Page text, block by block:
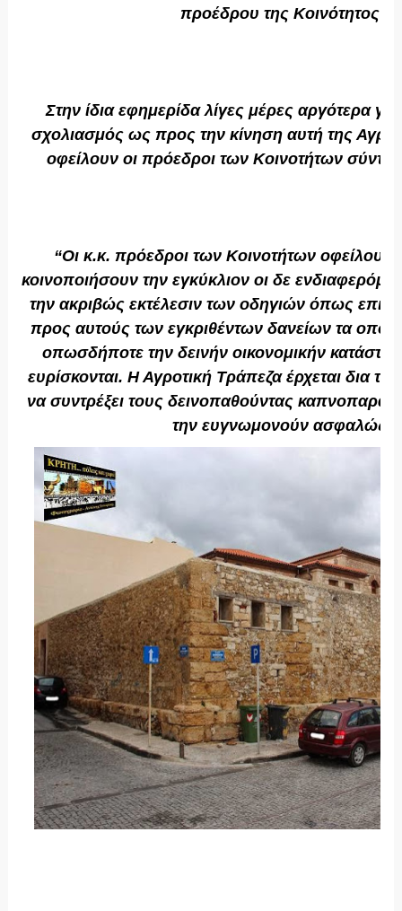
προέδρου της Κοινότητος”.
Στην ίδια εφημερίδα λίγες μέρες αργότερα
σχολιασμός ως προς την κίνηση αυτή της
οφείλουν οι πρόεδροι των Κοινοτήτων
“Οι κ.κ. πρόεδροι των Κοινοτήτων οφείλουν
κοινοποιήσουν την εγκύκλιον οι δε
την ακριβώς εκτέλεσιν των οδηγιών όπως
προς αυτούς των εγκριθέντων δανείων τα
οπωσδήποτε την δεινήν οικονομικήν
ευρίσκονται. Η Αγροτική Τράπεζα έρχεται δια
να συντρέξει τους δεινοπαθούντας
την ευγνωμονούν ασφαλώς”.